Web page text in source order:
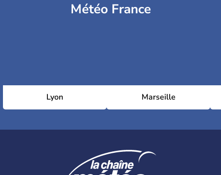
Météo France
Lyon Marseille